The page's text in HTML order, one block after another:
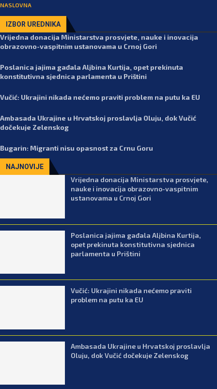
NASLOVNA
IZBOR UREDNIKA
Vrijedna donacija Ministarstva prosvjete, nauke i inovacija
obrazovno-vaspitnim ustanovama u Crnoj Gori
Poslanica jajima gađala Aljbina Kurtija, opet prekinuta
konstitutivna sjednica parlamenta u Prištini
Vučić: Ukrajini nikada nećemo praviti problem na putu ka EU
Ambasada Ukrajine u Hrvatskoj proslavlja Oluju, dok Vučić
dočekuje Zelenskog
Bugarin: Migranti nisu opasnost za Crnu Goru
NAJNOVIJE
Vrijedna donacija Ministarstva prosvjete,
nauke i inovacija obrazovno-vaspitnim
ustanovama u Crnoj Gori
Poslanica jajima gađala Aljbina Kurtija,
opet prekinuta konstitutivna sjednica
parlamenta u Prištini
Vučić: Ukrajini nikada nećemo praviti
problem na putu ka EU
Ambasada Ukrajine u Hrvatskoj proslavlja
Oluju, dok Vučić dočekuje Zelenskog